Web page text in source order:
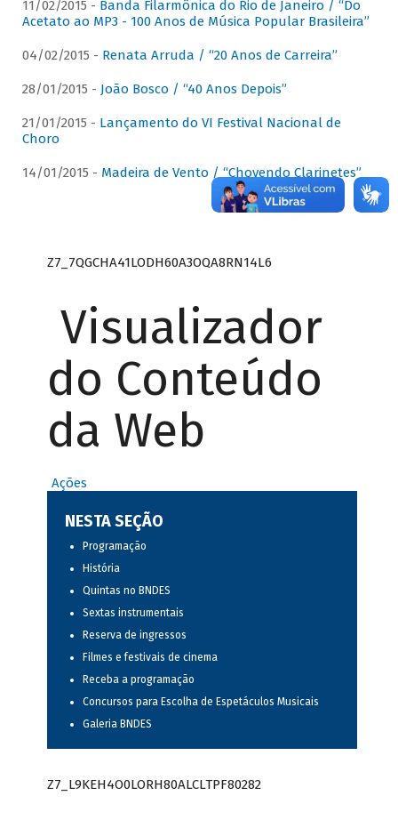
11/02/2015 - Banda Filarmônica do Rio de Janeiro / “Do
Acetato ao MP3 - 100 Anos de Música Popular Brasileira”
04/02/2015 - Renata Arruda / “20 Anos de Carreira”
28/01/2015 - João Bosco / “40 Anos Depois”
21/01/2015 - Lançamento do VI Festival Nacional de
Choro
14/01/2015 - Madeira de Vento / “Chovendo Clarinetes”
Z7_7QGCHA41LODH60A3OQA8RN14L6
Visualizador
do Conteúdo
da Web
Ações
NESTA SEÇÃO
Programação
História
Quintas no BNDES
Sextas instrumentais
Reserva de ingressos
Filmes e festivais de cinema
Receba a programação
Concursos para Escolha de Espetáculos Musicais
Galeria BNDES
Z7_L9KEH4O0LORH80ALCLTPF80282